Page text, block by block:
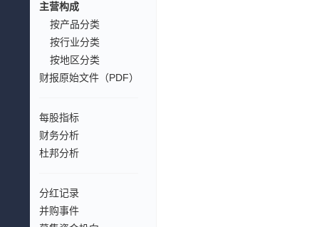
主营构成
按产品分类
按行业分类
按地区分类
财报原始文件（PDF）
每股指标
财务分析
杜邦分析
分红记录
并购事件